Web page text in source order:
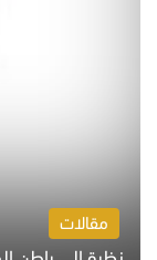
مقالات